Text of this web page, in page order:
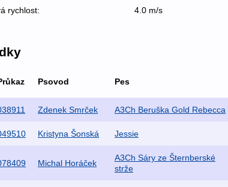
rychlost:
4.0 m/s
Psovod Pes
Zdenek Smrček A3Ch Beruška Gold Rebecca
Kristyna Šonská Jessie
Michal Horáček
A3Ch Sáry ze Šternberské
strže